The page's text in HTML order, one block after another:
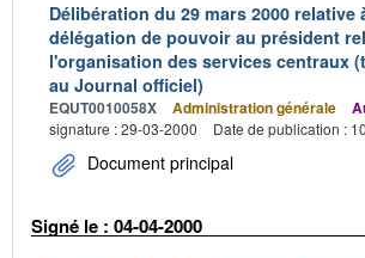
Délibération du 29 mars 2000 relative
délégation de pouvoir au président
l'organisation des services centraux
au Journal officiel)
EQUT0010058X Administration générale
signature : 29-03-2000
Date de publication :
Document principal
Signé le : 04-04-2000